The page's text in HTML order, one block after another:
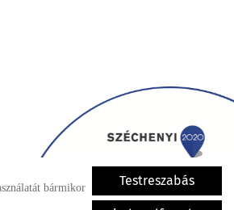
Testreszabás
bármikor